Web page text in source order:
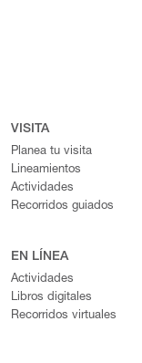
VISITA
Planea tu visita
Lineamientos
Actividades
Recorridos guiados
EN LÍNEA
Actividades
Libros digitales
Recorridos virtuales